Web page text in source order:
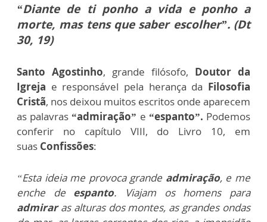
“Diante de ti ponho a vida e ponho a
morte, mas tens que saber escolher”. (Dt
30, 19)
Santo Agostinho, grande filósofo, Doutor da
Igreja e responsável pela herança da Filosofia
Cristã, nos deixou muitos escritos onde aparecem
as palavras“admiração” e “espanto”. Podemos
conferir no capítulo VIII, do Livro 10, em
suas Confissões:
“Esta ideia me provoca grande admiração, e me
enche de espanto. Viajam os homens para
admiraras alturas dos montes, as grandes ondas